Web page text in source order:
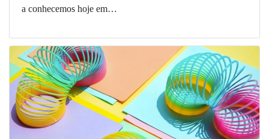
a conhecemos hoje em…